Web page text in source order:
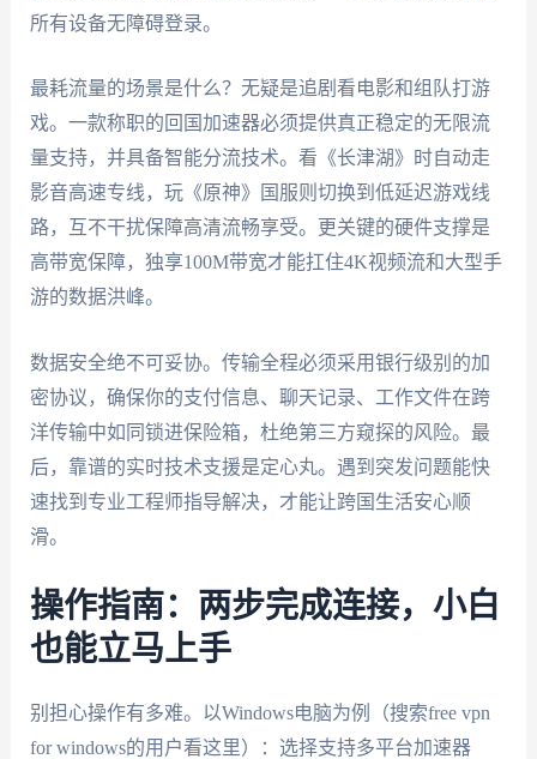
所有设备无障碍登录。
最耗流量的场景是什么？无疑是追剧看电影和组队打游
戏。一款称职的回国加速器必须提供真正稳定的无限流
量支持，并具备智能分流技术。看《长津湖》时自动走
影音高速专线，玩《原神》国服则切换到低延迟游戏线
路，互不干扰保障高清流畅享受。更关键的硬件支撑是
高带宽保障，独享100M带宽才能扛住4K视频流和大型手
游的数据洪峰。
数据安全绝不可妥协。传输全程必须采用银行级别的加
密协议，确保你的支付信息、聊天记录、工作文件在跨
洋传输中如同锁进保险箱，杜绝第三方窥探的风险。最
后，靠谱的实时技术支援是定心丸。遇到突发问题能快
速找到专业工程师指导解决，才能让跨国生活安心顺
滑。
操作指南：两步完成连接，小白
也能立马上手
别担心操作有多难。以Windows电脑为例（搜索free vpn
for windows的用户看这里）：选择支持多平台加速器